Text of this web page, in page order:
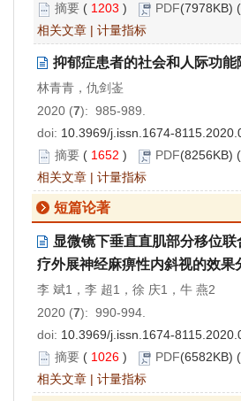
摘要 ( 1203 ) PDF(7978KB) (
相关文章 | 计量指标
抑郁症患者的社会和人际功能
林青青，仇剑崟
2020 (7): 985-989.
doi: 10.3969/j.issn.1674-
摘要 ( 1652 ) PDF(8256KB) (
相关文章 | 计量指标
短篇论著
显微镜下垂直直肌部分移位
疗外展神经麻痹性内斜视的效果
李 斌1，李 超1，徐 庆1，牛 燕2
2020 (7): 990-994.
doi: 10.3969/j.issn.1674-
摘要 ( 1026 ) PDF(6582KB) (
相关文章 | 计量指标